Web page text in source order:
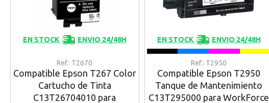
EN STOCK ENVIO 24/48H
Ref.: T2670
Compatible Epson T267 Color
Cartucho de Tinta
C13T26704010 para
EN STOCK ENVIO 24/48H
Ref.: T2950
Compatible Epson T2950
Tanque de Mantenimiento
C13T295000 para WorkForce